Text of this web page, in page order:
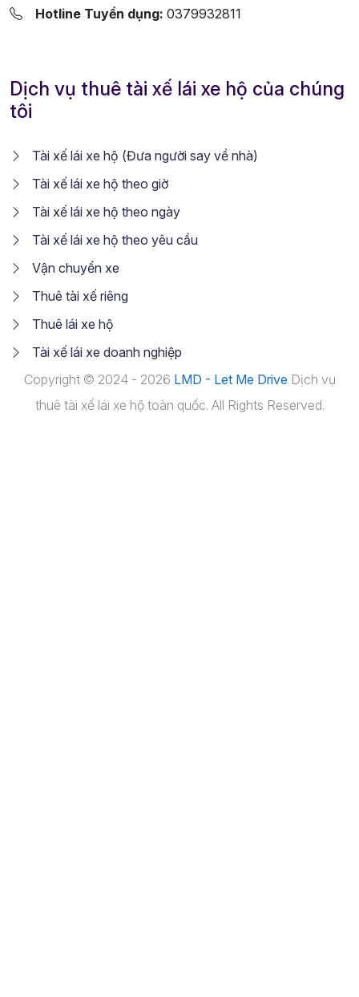
Hotline Tuyển dụng: 0379932811
Dịch vụ thuê tài xế lái xe hộ của chúng
tôi
Tài xế lái xe hộ (Đưa người say về nhà)
Tài xế lái xe hộ theo giờ
Tài xế lái xe hộ theo ngày
Tài xế lái xe hộ theo yêu cầu
Vận chuyển xe
Thuê tài xế riêng
Thuê lái xe hộ
Tài xế lái xe doanh nghiệp
Copyright © 2024 - 2026 LMD - Let Me Drive Dịch vụ
thuê tài xế lái xe hộ toàn quốc. All Rights Reserved.